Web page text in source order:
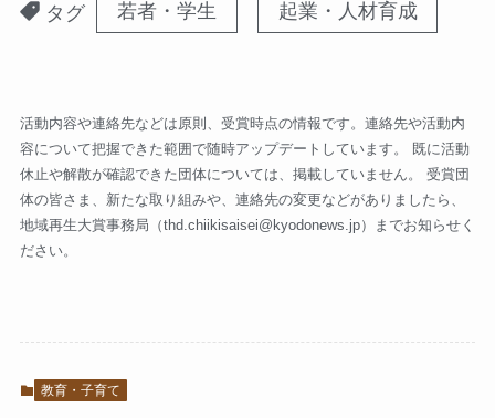
タグ 若者・学生 起業・人材育成
活動内容や連絡先などは原則、受賞時点の情報です。連絡先や活動内
容について把握できた範囲で随時アップデートしています。 既に活動
休止や解散が確認できた団体については、掲載していません。 受賞団
体の皆さま、新たな取り組みや、連絡先の変更などがありましたら、
地域再生大賞事務局（thd.chiikisaisei@kyodonews.jp）までお知らせく
ださい。
教育・子育て